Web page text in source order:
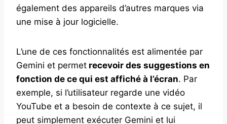
également des appareils d’autres marques via
une mise à jour logicielle.
L’une de ces fonctionnalités est alimentée par
Gemini et permet recevoir des suggestions en
fonction de ce qui est affiché à l’écran. Par
exemple, si l’utilisateur regarde une vidéo
YouTube et a besoin de contexte à ce sujet, il
peut simplement exécuter Gemini et lui